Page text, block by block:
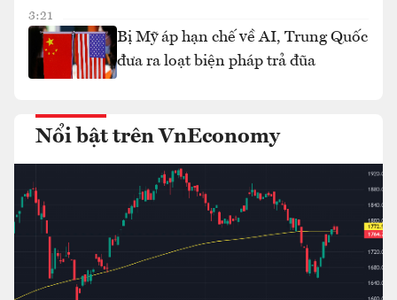
3:21
Bị Mỹ áp hạn chế về AI, Trung Quốc
đưa ra loạt biện pháp trả đũa
Nổi bật trên VnEconomy